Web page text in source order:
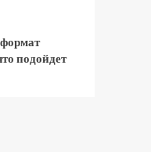
подойдет